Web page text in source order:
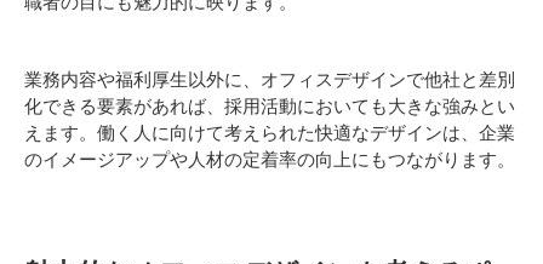
業務内容や福利厚生以外に、オフィスデザインで他社と差別
化できる要素があれば、採用活動においても大きな強みとい
えます。働く人に向けて考えられた快適なデザインは、企業
のイメージアップや人材の定着率の向上にもつながります。